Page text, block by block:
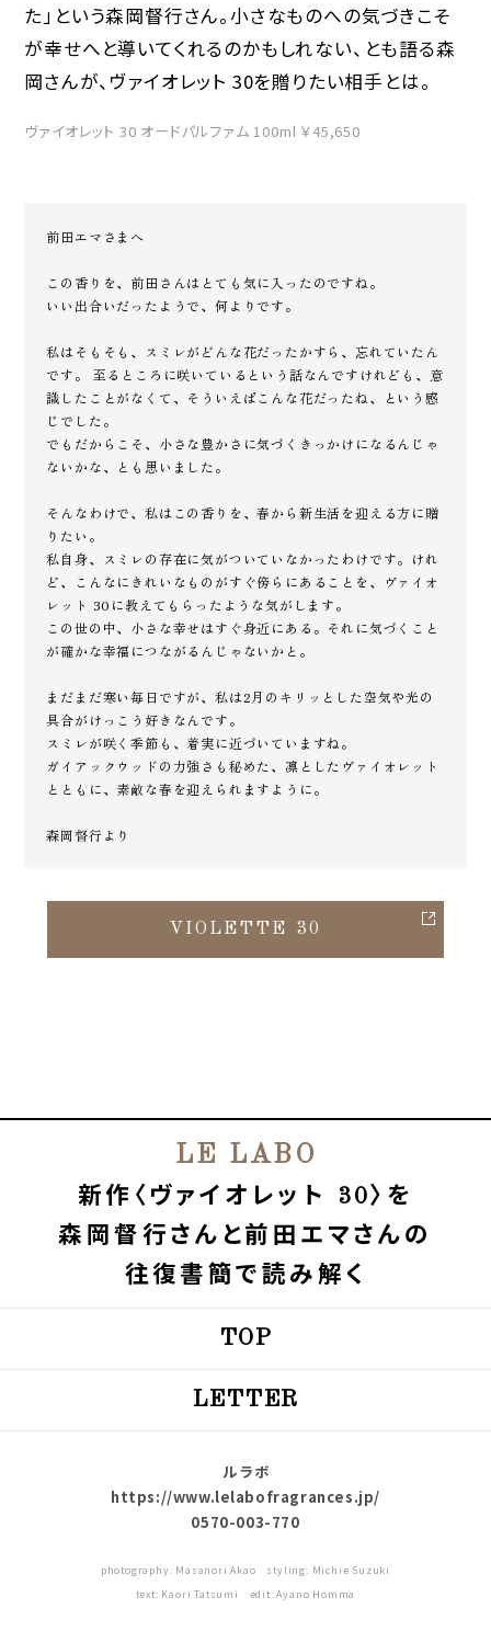
た」という森岡督行さん。小さなものへの気づきこそ
が幸せへと導いてくれるのかもしれない、とも語る森
岡さんが、ヴァイオレット 30を贈りたい相手とは。
ヴァイオレット 30 オードパルファム 100ml ￥45,650
前田エマさまへ
この香りを、前田さんはとても気に入ったのですね。
いい出合いだったようで、何よりです。
私はそもそも、スミレがどんな花だったかすら、忘れていたん
です。 至るところに咲いているという話なんですけれども、意
識したことがなくて、そういえばこんな花だったね、という感
じでした。
でもだからこそ、小さな豊かさに気づくきっかけになるんじゃ
ないかな、とも思いました。
そんなわけで、私はこの香りを、春から新生活を迎える方に贈
りたい。
私自身、スミレの存在に気がついていなかったわけです。けれ
ど、こんなにきれいなものがすぐ傍らにあることを、ヴァイオ
レット 30に教えてもらったような気がします。
この世の中、小さな幸せはすぐ身近にある。それに気づくこと
が確かな幸福につながるんじゃないかと。
まだまだ寒い毎日ですが、私は2月のキリッとした空気や光の
具合がけっこう好きなんです。
スミレが咲く季節も、着実に近づいていますね。
ガイアックウッドの力強さも秘めた、凛としたヴァイオレット
とともに、素敵な春を迎えられますように。
森岡督行より
VIOLETTE 30
LE LABO
新作〈ヴァイオレット 30〉を
森岡督行さんと前田エマさんの
往復書簡で読み解く
TOP
LETTER
ル ラボ
https://www.lelabofragrances.jp/
0570-003-770
photography: Masanori Akao styling: Michie Suzuki
text: Kaori Tatsumi edit: Ayano Homma